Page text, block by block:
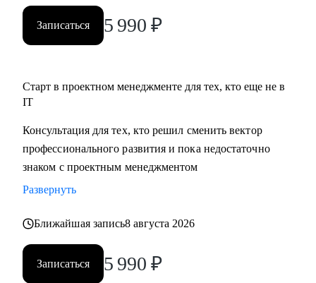
Записаться 5 990 ₽
Старт в проектном менеджменте для тех, кто еще не в
IT
Консультация для тех, кто решил сменить вектор
профессионального развития и пока недостаточно
знаком с проектным менеджментом
Развернуть
Ближайшая запись8 августа 2026
Записаться 5 990 ₽